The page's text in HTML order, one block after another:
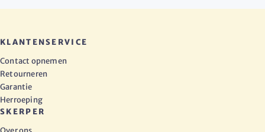
KLANTENSERVICE
Contact opnemen
Retourneren
Garantie
Herroeping
SKERPER